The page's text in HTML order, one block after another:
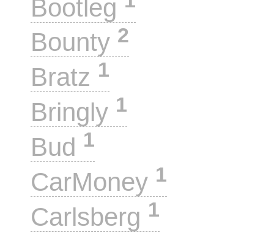
Bootleg
Bounty 2
Bratz 1
Bringly 1
Bud 1
CarMoney 1
Carlsberg 1